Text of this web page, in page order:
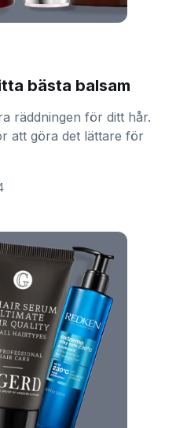
bästa balsam
räddningen för ditt hår.
att göra det lättare för